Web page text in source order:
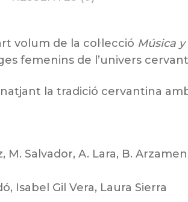
volum de la col·lecció Música
femenins de l’univers
la tradició cervantina
Salvador, A. Lara, B.
Isabel Gil Vera, Laura Sierra